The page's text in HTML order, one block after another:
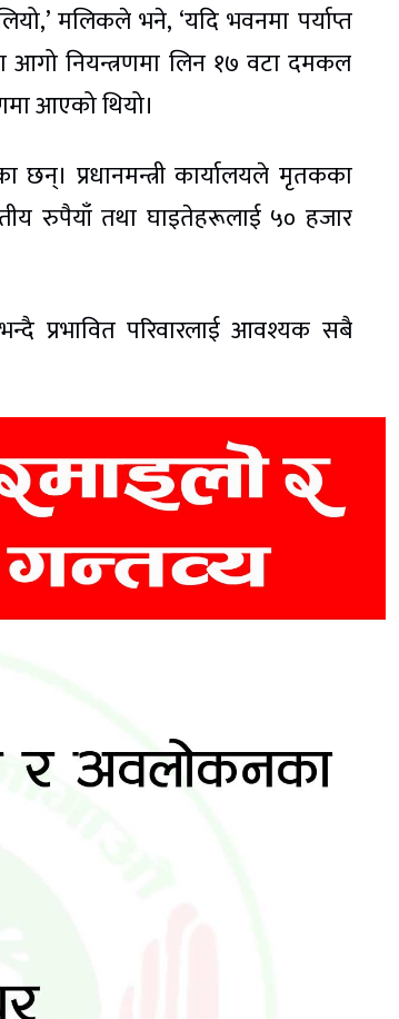
मलिकले भने, ‘यदि भवनमा पर्याप्त
आगो नियन्त्रणमा लिन १७ वटा दमकल
आएको थियो।
छन्। प्रधानमन्त्री कार्यालयले मृतकका
रुपैयाँ तथा घाइतेहरूलाई ५० हजार
प्रभावित परिवारलाई आवश्यक सबै